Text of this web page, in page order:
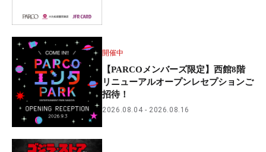
開催中
【PARCOメンバーズ限定】西館8階
リニューアルオープンレセプションご
招待！
2026.08.04 2026.08.16